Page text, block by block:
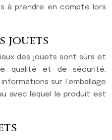
à prendre en compte lors
jouets
des jouets sont sûrs et
qualité et de sécurité.
sur l’emballage
avec lequel le produit est